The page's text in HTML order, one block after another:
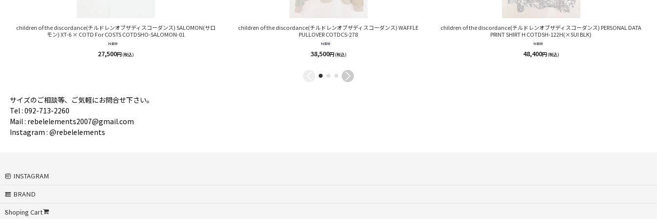
children of the discordance(チルドレンオブザディスコーダンス) SALOMON(サロ
モン) XT-6 × COTD For COSTS COTDSHO-SALOMON-01
27,500円(税込)
children of the discordance(チルドレンオブザディスコーダンス) WAFFLE
PULLOVER COTDCS-278
38,500円(税込)
children of the discordance(チルドレンオブザディスコーダンス) PERSONAL DATA
PRINT SHIRT H COTDSH-122H(×SUI BLK)
48,400円(税込)
サイズのご相談等、ご気軽にお問合せ下さい。
Tel : 092-713-2260
Mail : rebelelements2007@gmail.com
Instagram : @rebelelements
INSTAGRAM
BRAND
Shoping Cart